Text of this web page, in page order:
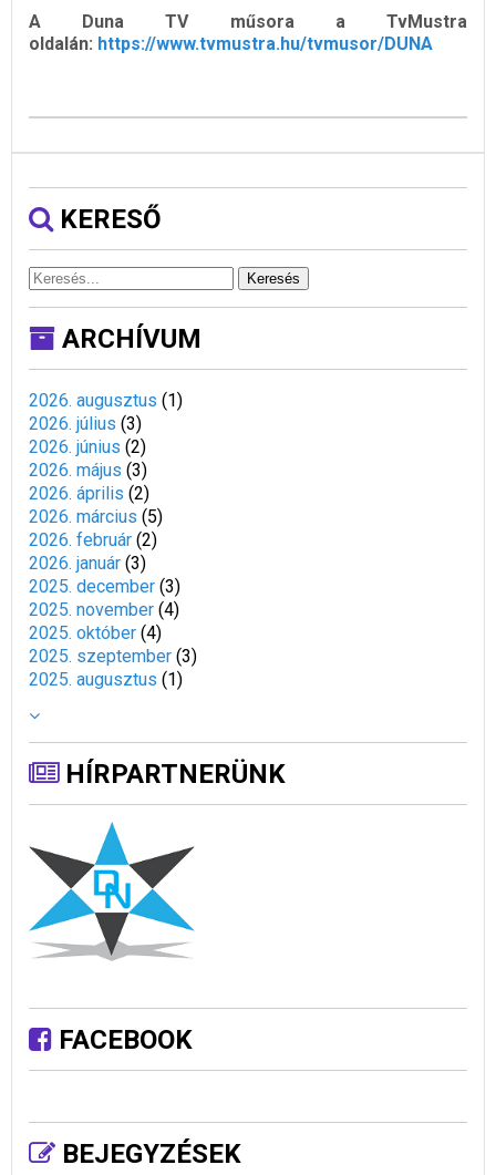
A Duna TV műsora a TvMustra
oldalán: https://www.tvmustra.hu/tvmusor/DUNA
KERESŐ
Keresés
ARCHÍVUM
2026. augusztus (1)
2026. július (3)
2026. június (2)
2026. május (3)
2026. április (2)
2026. március (5)
2026. február (2)
2026. január (3)
2025. december (3)
2025. november (4)
2025. október (4)
2025. szeptember (3)
2025. augusztus (1)
HÍRPARTNERÜNK
FACEBOOK
BEJEGYZÉSEK